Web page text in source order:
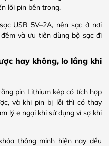
lõi pin bên trong.
USB 5V–2A, nên sạc ở nơi
và ưu tiên dùng bộ sạc đi
hay không, lo lắng khi
pin Lithium kép có tích hợp
và khi pin bị lỗi thì có thay
lý e ngại khi sử dụng vì sợ khi
thông minh hiện nay đều